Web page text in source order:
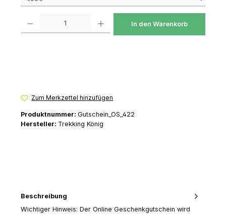
In den Warenkorb
Zum Merkzettel hinzufügen
Produktnummer: Gutschein_OS_422
Hersteller: Trekking König
Beschreibung
Wichtiger Hinweis: Der Online Geschenkgutschein wird